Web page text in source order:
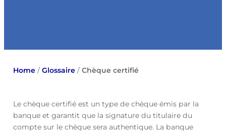
Home/ Glossaire/ Chèque certifié
Le chèque certifié est un type de chèque émis par la
banque et garantit que la signature du titulaire du
compte sur le chèque sera authentique. La banque